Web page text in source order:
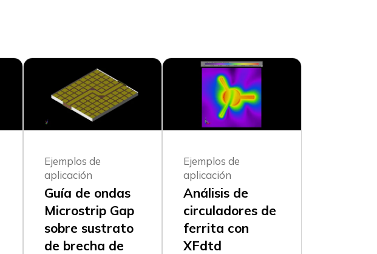
Ejemplos de
aplicación
Guía de ondas
Microstrip Gap
sobre sustrato
de brecha de
Ejemplos de
aplicación
Análisis de
circuladores de
ferrita con
XFdtd